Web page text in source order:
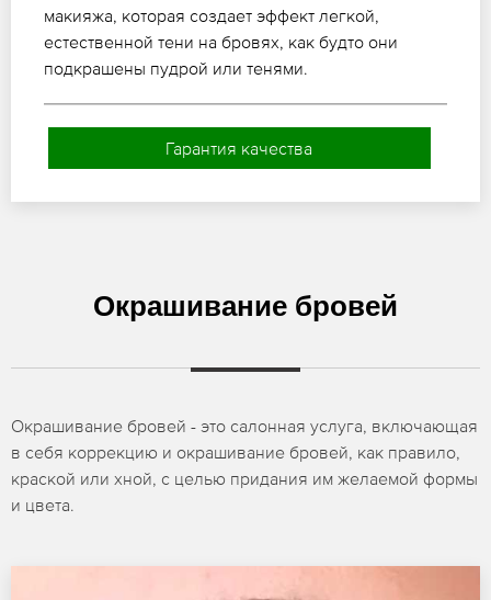
макияжа, которая создает эффект легкой,
естественной тени на бровях, как будто они
подкрашены пудрой или тенями.
Гарантия качества
Окрашивание бровей
Окрашивание бровей - это салонная услуга, включающая
в себя коррекцию и окрашивание бровей, как правило,
краской или хной, с целью придания им желаемой формы
и цвета.